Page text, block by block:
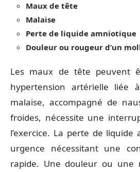
Maux de tête
Malaise
Perte de liquide amniotique
Douleur ou rougeur d’un
Les maux de tête peuvent
hypertension artérielle liée
malaise, accompagné de
froides, nécessite une
l’exercice. La perte de
urgence nécessitant une
rapide. Une douleur ou une